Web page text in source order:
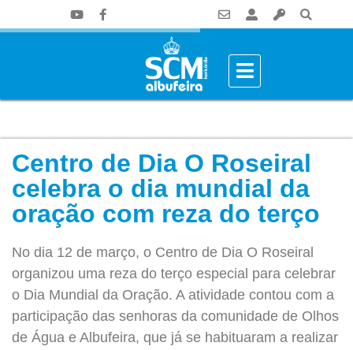
Centro de Dia O Roseiral
celebra o dia mundial da
oração com reza do terço
No dia 12 de março, o Centro de Dia O Roseiral
organizou uma reza do terço especial para celebrar
o Dia Mundial da Oração. A atividade contou com a
participação das senhoras da comunidade de Olhos
de Água e Albufeira, que já se habituaram a realizar